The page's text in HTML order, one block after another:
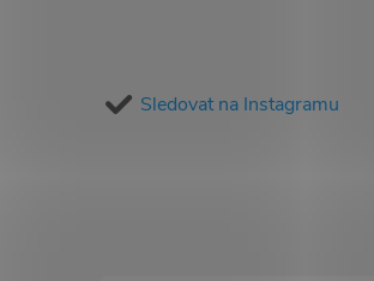
Sledovat na Instagramu